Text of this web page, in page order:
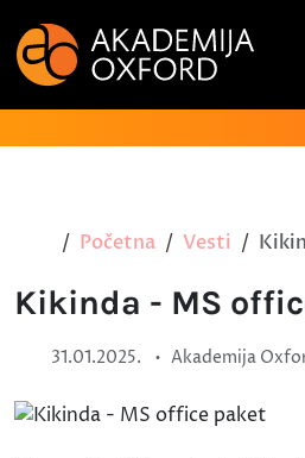
Početna Vesti
Kikinda - MS
31.01.2025. • Akademija